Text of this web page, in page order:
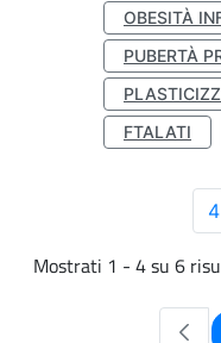
OBESITÀ
PUBERTÀ
FTALATI
Mostrati 1 - 4 su 6